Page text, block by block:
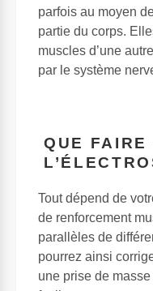
parfois au moyen
partie du corps.
muscles d’une
par le système
QUE FAIRE
Tout dépend de
de renforcement
parallèles de
pourrez ainsi
une prise de